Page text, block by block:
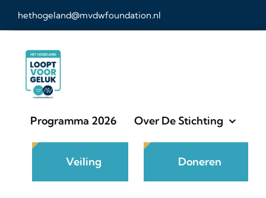
hethogeland@mvdwfoundation.nl
Programma 2026 Over De Stichting
Veiling Doneren